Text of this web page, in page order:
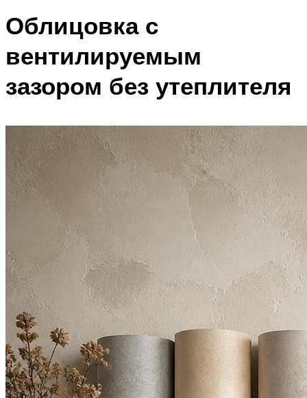
Облицовка с
вентилируемым
зазором без утеплителя